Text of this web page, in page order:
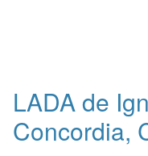
LADA de
Concordia,